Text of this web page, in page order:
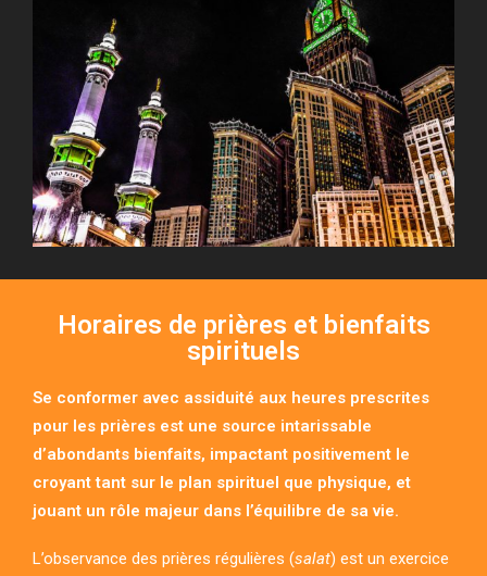
Horaires de prières et bienfaits
spirituels
Se conformer avec assiduité aux heures prescrites
pour les prières est une source intarissable
d’abondants bienfaits, impactant positivement le
croyant tant sur le plan spirituel que physique, et
jouant un rôle majeur dans l’équilibre de sa vie.
L’observance des prières régulières (salat) est un exercice